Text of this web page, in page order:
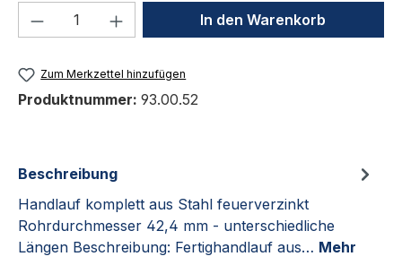
Produkt Anzahl: Gib denIn den Warenkorb
Zum Merkzettel hinzufügen
Produktnummer: 93.00.52
Beschreibung
Handlauf komplett aus Stahl feuerverzinkt
Rohrdurchmesser 42,4 mm - unterschiedliche
Längen Beschreibung: Fertighandlauf aus… Mehr